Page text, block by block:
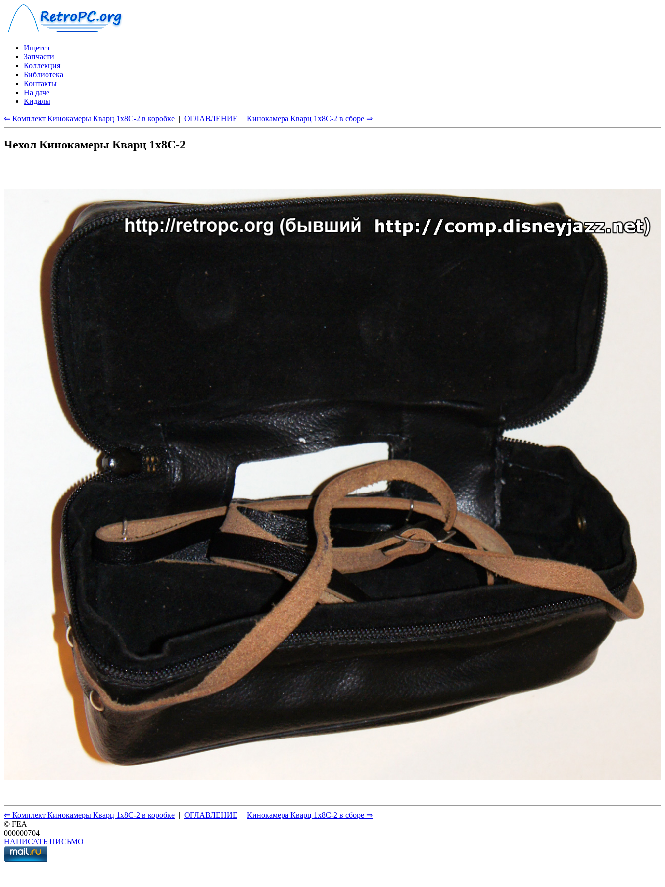
Ищется
Запчасти
Коллекция
Библиотека
Контакты
На даче
Кидалы
⇐ Комплект Кинокамеры Кварц 1x8С-2 в коробке | ОГЛАВЛЕНИЕ | Кинокамера Кварц 1x8С-2 в сборе ⇒
Чехол Кинокамеры Кварц 1x8С-2
⇐ Комплект Кинокамеры Кварц 1x8С-2 в коробке | ОГЛАВЛЕНИЕ | Кинокамера Кварц 1x8С-2 в сборе ⇒
© FEA
000000704
НАПИСАТЬ ПИСЬМО